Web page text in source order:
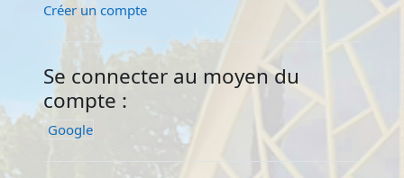
Se connecter au moyen du
compte :
Google
Créer un compte